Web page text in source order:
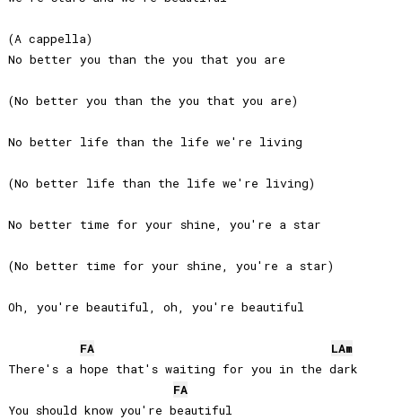
(A cappella)
No better you than the you that you are
(No better you than the you that you are)
No better life than the life we're living
(No better life than the life we're living)
No better time for your shine, you're a star
(No better time for your shine, you're a star)
Oh, you're beautiful, oh, you're beautiful
FA LAm
There's a hope that's waiting for you in the dark
FA
You should know you're beautiful